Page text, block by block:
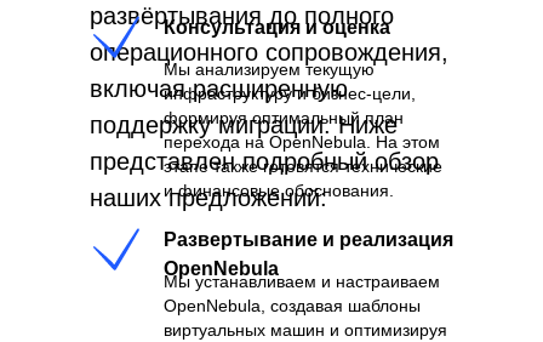
развёртывания до полного
операционного сопровождения,
включая расширенную
поддержку миграции. Ниже
представлен подробный обзор
наших предложений:
Консультация и оценка
Мы анализируем текущую
инфраструктуру и бизнес-цели,
формируя оптимальный план
перехода на OpenNebula. На этом
этапе также готовятся технические
и финансовые обоснования.
Развертывание и реализация
OpenNebula
Мы устанавливаем и настраиваем
OpenNebula, создавая шаблоны
виртуальных машин и оптимизируя